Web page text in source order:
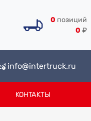
0 позиций
0 ₽
info@intertruck.ru
КОНТАКТЫ